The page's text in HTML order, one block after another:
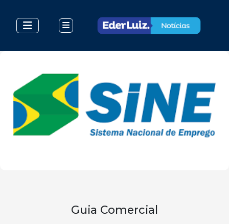
Guia Comercial